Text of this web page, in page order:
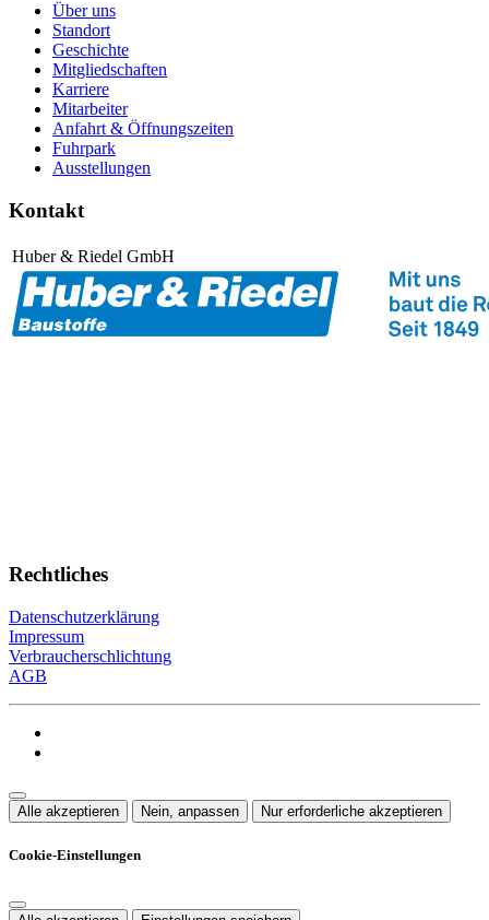
Über uns
Standort
Geschichte
Mitgliedschaften
Karriere
Mitarbeiter
Anfahrt & Öffnungszeiten
Fuhrpark
Ausstellungen
Kontakt
Huber & Riedel GmbH
Rechtliches
Datenschutzerklärung
Impressum
Verbraucherschlichtung
AGB
Alle akzeptieren Nein, anpassen Nur erforderliche akzeptieren
Cookie-Einstellungen